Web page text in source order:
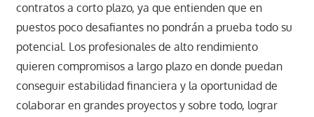
contratos a corto plazo, ya que entienden que en
puestos poco desafiantes no pondrán a prueba todo su
potencial. Los profesionales de alto rendimiento
quieren compromisos a largo plazo en donde puedan
conseguir estabilidad financiera y la oportunidad de
colaborar en grandes proyectos y sobre todo, lograr